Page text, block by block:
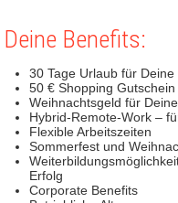
Deine Benefits:
30 Tage Urlaub für Deine
50 € Shopping
Weihnachtsgeld für
Hybrid-Remote-Work –
Flexible Arbeitszeiten
Sommerfest und
Erfolg
Corporate Benefits